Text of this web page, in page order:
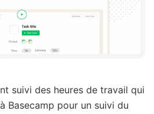
suivi des heures de travail qui
Basecamp pour un suivi du